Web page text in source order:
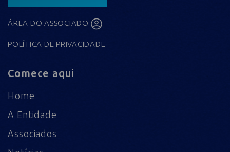
ÁREA DO ASSOCIADO
POLÍTICA DE PRIVACIDADE
Comece aqui
Home
A Entidade
Associados